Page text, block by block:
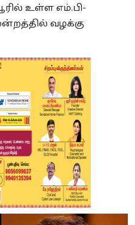
உள்ள எம்.பி-
வழக்கு